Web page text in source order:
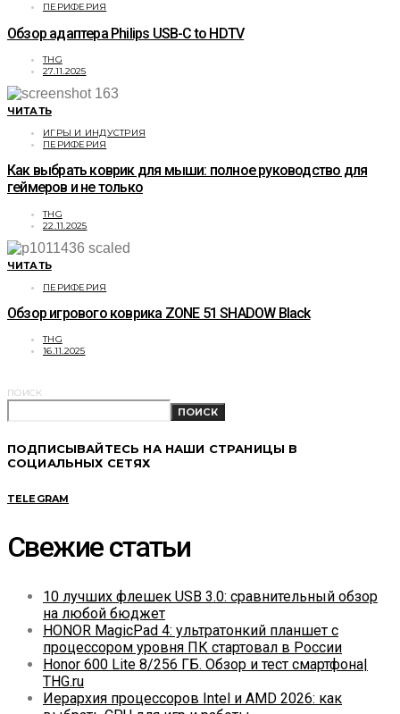
ПЕРИФЕРИЯ
Обзор адаптера Philips USB-C to HDTV
THG
27.11.2025
ЧИТАТЬ
ИГРЫ И ИНДУСТРИЯ
ПЕРИФЕРИЯ
Как выбрать коврик для мыши: полное руководство для
геймеров и не только
THG
22.11.2025
ЧИТАТЬ
ПЕРИФЕРИЯ
Обзор игрового коврика ZONE 51 SHADOW Black
THG
16.11.2025
ПОИСК
ПОИСК
ПОДПИСЫВАЙТЕСЬ НА НАШИ СТРАНИЦЫ В
СОЦИАЛЬНЫХ СЕТЯХ
TELEGRAM
Свежие статьи
10 лучших флешек USB 3.0: сравнительный обзор
на любой бюджет
HONOR MagicPad 4: ультратонкий планшет с
процессором уровня ПК стартовал в России
Honor 600 Lite 8/256 ГБ. Обзор и тест смартфона|
THG.ru
Иерархия процессоров Intel и AMD 2026: как